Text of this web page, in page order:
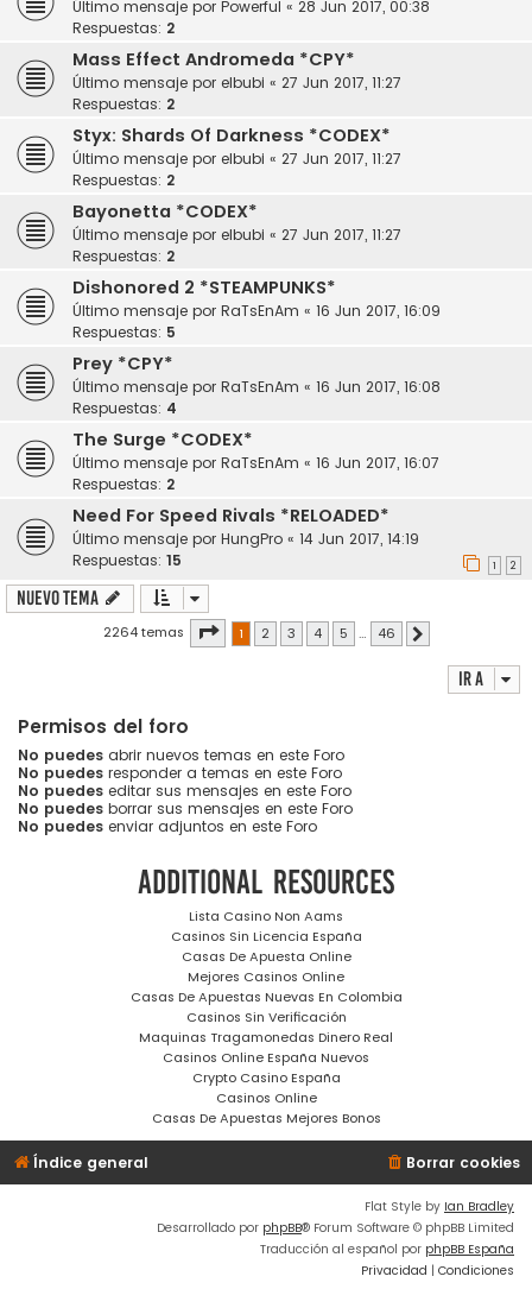
Último mensaje por Powerful « 28 Jun 2017, 00:38
Respuestas: 2
Mass Effect Andromeda *CPY*
Último mensaje por elbubi « 27 Jun 2017, 11:27
Respuestas: 2
Styx: Shards Of Darkness *CODEX*
Último mensaje por elbubi « 27 Jun 2017, 11:27
Respuestas: 2
Bayonetta *CODEX*
Último mensaje por elbubi « 27 Jun 2017, 11:27
Respuestas: 2
Dishonored 2 *STEAMPUNKS*
Último mensaje por RaTsEnAm « 16 Jun 2017, 16:09
Respuestas: 5
Prey *CPY*
Último mensaje por RaTsEnAm « 16 Jun 2017, 16:08
Respuestas: 4
The Surge *CODEX*
Último mensaje por RaTsEnAm « 16 Jun 2017, 16:07
Respuestas: 2
Need For Speed Rivals *RELOADED*
Último mensaje por HungPro « 14 Jun 2017, 14:19
Respuestas: 15 1 2
Nuevo Tema
2264 temas Página de 46
1 2 3 4 5 … 46
Ir a
Permisos del foro
No puedes abrir nuevos temas en este Foro
No puedes responder a temas en este Foro
No puedes editar sus mensajes en este Foro
No puedes borrar sus mensajes en este Foro
No puedes enviar adjuntos en este Foro
Additional resources
Lista Casino Non Aams
Casinos Sin Licencia España
Casas De Apuesta Online
Mejores Casinos Online
Casas De Apuestas Nuevas En Colombia
Casinos Sin Verificación
Maquinas Tragamonedas Dinero Real
Casinos Online España Nuevos
Crypto Casino España
Casinos Online
Casas De Apuestas Mejores Bonos
Índice general Borrar cookies
Flat Style by Ian Bradley
Desarrollado por phpBB® Forum Software © phpBB Limited
Traducción al español por phpBB España
Privacidad | Condiciones